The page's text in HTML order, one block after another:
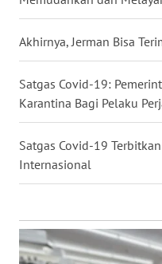
Akhirnya, Jerman Bisa
Satgas Covid-19:
Karantina Bagi Pelaku
Satgas Covid-19
Internasional
SUMBAR
WN
SUMSEL
WN
BENGKULU
WN
LAMPUNG
WN
JATENG